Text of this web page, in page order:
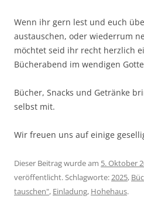
Wenn ihr gern lest und euch
austauschen, oder wiederrum
möchtet seid ihr recht herzlich
Bücherabend im wendigen
Bücher, Snacks und Getränke
selbst mit.
Wir freuen uns auf einige
Dieser Beitrag wurde am 5. Oktober
veröffentlicht. Schlagworte:2025,
tauschen", Einladung, Hohehaus.